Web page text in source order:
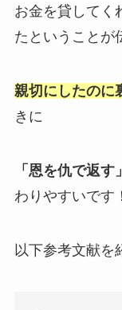
お金を貸してく
たということが
親切にしたのに
きに
「恩を仇で返す」
わりやすいです！
以下参考文献を